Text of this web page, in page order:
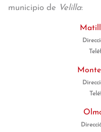
municipio de Velilla: